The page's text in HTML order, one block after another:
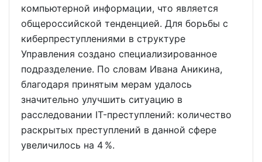
компьютерной информации, что является
общероссийской тенденцией. Для борьбы с
киберпреступлениями в структуре
Управления создано специализированное
подразделение. По словам Ивана Аникина,
благодаря принятым мерам удалось
значительно улучшить ситуацию в
расследовании IT-преступлений: количество
раскрытых преступлений в данной сфере
увеличилось на 4 %.